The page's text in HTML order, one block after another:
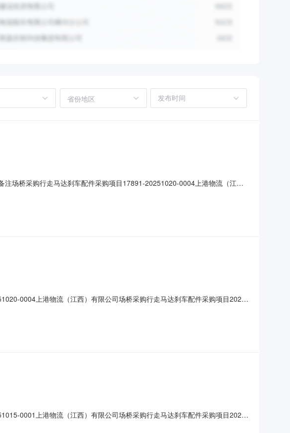
省份地区
场桥采购行走马达刹车配件采购项目17891-20251020-0004上港物流（江
0004上港物流（江西）有限公司场桥采购行走马达刹车配件采购项目2025-
0001上港物流（江西）有限公司场桥采购行走马达刹车配件采购项目2025-